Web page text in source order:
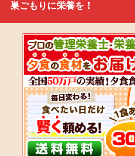
巣ごもりに栄養を！